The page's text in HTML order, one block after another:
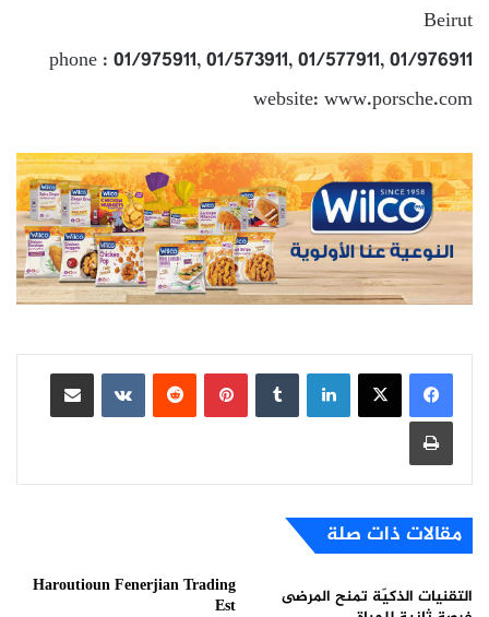
Beirut
phone : 01/975911, 01/573911, 01/577911, 01/976911
website: www.porsche.com
لينكدإن بينتيريست
مشاركة عبر البريد
طباعة
مقالات ذات صلة
التقنيات الذكيّة تمنح المرضى
Haroutioun Fenerjian Trading
Est